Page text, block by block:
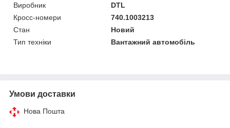
Виробник
DTL
Кросс-номери
740.1003213
Стан
Новий
Тип техніки
Вантажний автомобіль
Умови доставки
Нова Пошта